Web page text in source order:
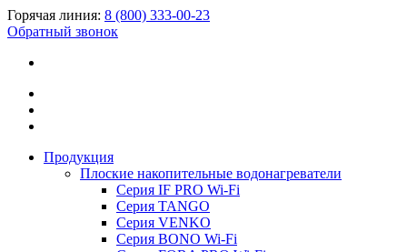
Горячая линия: 8 (800) 333-00-23
Обратный звонок
Продукция
Плоские накопительные водонагреватели
Серия IF PRO Wi-Fi
Серия TANGO
Серия VENKO
Серия BONO Wi-Fi